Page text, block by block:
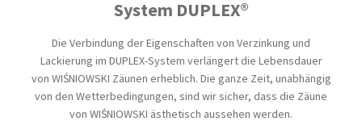
System DUPLEX®
Die Verbindung der Eigenschaften von Verzinkung und
Lackierung im DUPLEX-System verlängert die Lebensdauer
von WIŚNIOWSKI Zäunen erheblich. Die ganze Zeit, unabhängig
von den Wetterbedingungen, sind wir sicher, dass die Zäune
von WIŚNIOWSKI ästhetisch aussehen werden.